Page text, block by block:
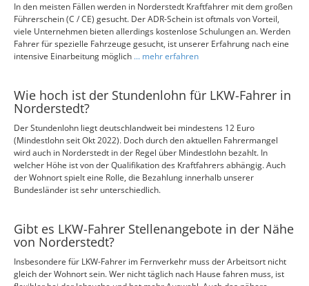
In den meisten Fällen werden in Norderstedt Kraftfahrer mit dem großen
Führerschein (C / CE) gesucht. Der ADR-Schein ist oftmals von Vorteil,
viele Unternehmen bieten allerdings kostenlose Schulungen an. Werden
Fahrer für spezielle Fahrzeuge gesucht, ist unserer Erfahrung nach eine
intensive Einarbeitung möglich ... mehr erfahren
Wie hoch ist der Stundenlohn für LKW-Fahrer in
Norderstedt?
Der Stundenlohn liegt deutschlandweit bei mindestens 12 Euro
(Mindestlohn seit Okt 2022). Doch durch den aktuellen Fahrermangel
wird auch in Norderstedt in der Regel über Mindestlohn bezahlt. In
welcher Höhe ist von der Qualifikation des Kraftfahrers abhängig. Auch
der Wohnort spielt eine Rolle, die Bezahlung innerhalb unserer
Bundesländer ist sehr unterschiedlich.
Gibt es LKW-Fahrer Stellenangebote in der Nähe
von Norderstedt?
Insbesondere für LKW-Fahrer im Fernverkehr muss der Arbeitsort nicht
gleich der Wohnort sein. Wer nicht täglich nach Hause fahren muss, ist